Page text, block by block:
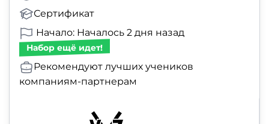
Сертификат
Начало: Началось 2 дня назад
Набор ещё идет!
Рекомендуют лучших учеников
компаниям-партнерам